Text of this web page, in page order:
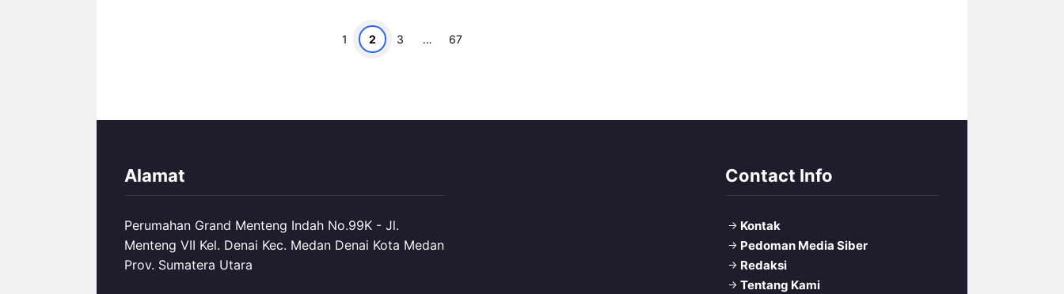
Halaman
1 Halaman
2 Halaman
3 … Halaman
67
Alamat
Perumahan Grand Menteng Indah No.99K - Jl.
Menteng VII Kel. Denai Kec. Medan Denai Kota Medan
Prov. Sumatera Utara
Contact Info
Kontak
Pedoman Media Siber
Redaksi
Tentang Kami